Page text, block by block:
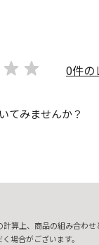
0件の
てみませんか？
算上、商品の組み合わ
場合がございます。